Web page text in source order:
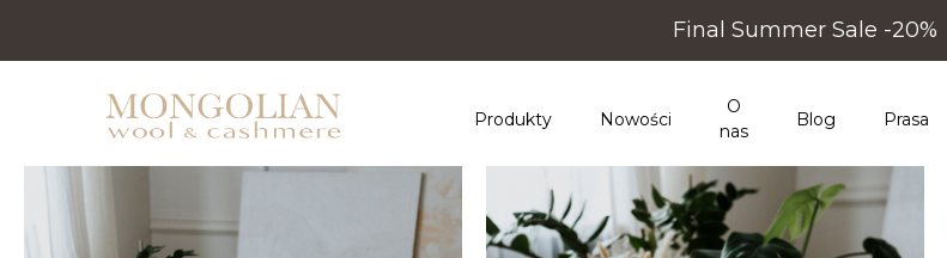
Final Summer Sale -20%
Produkty Nowości
O
nas
Blog Prasa